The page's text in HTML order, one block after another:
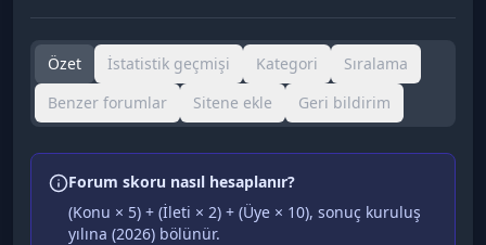
Özet İstatistik geçmişi Kategori
Sıralama
Benzer forumlar
Sitene ekle Geri bildirim
Forum skoru nasıl hesaplanır?
(Konu × 5) + (İleti × 2) + (Üye × 10), sonuç kuruluş
yılına (2026) bölünür.